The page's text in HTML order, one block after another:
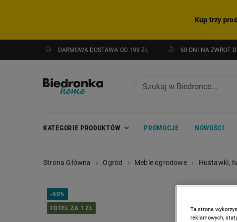
Kup trzy
DARMOWA DOSTAWA OD 199 ZŁ 60 DNI NA ZWROT
KATEGORIE PRODUKTÓW PROMOCJE NOWOŚCI
Strona Główna Ogród Meble ogrodowe Huśtawki,
-60%
FOTEL ZA 1 ZŁ
Ta strona
reklamowych,